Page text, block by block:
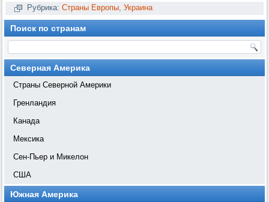
Рубрика: Страны Европы,Украина
Поиск по странам
Северная Америка
Страны Северной Америки
Гренландия
Канада
Мексика
Сен-Пьер и Микелон
США
Южная Америка